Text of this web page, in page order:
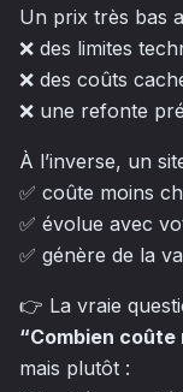
Un prix très bas
❌ des limites
❌ des coûts
❌ une refonte
À l’inverse, un
✅ coûte moins
✅ évolue avec
✅ génère de la
👉 La vraie
“Combien coûte
mais plutôt :